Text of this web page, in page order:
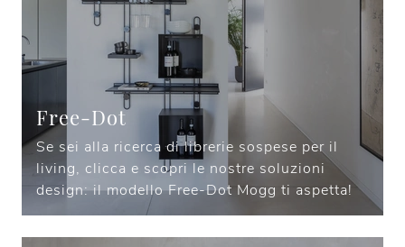
Free-Dot
Se sei alla ricerca di librerie sospese per il
living, clicca e scopri le nostre soluzioni
design: il modello Free-Dot Mogg ti aspetta!